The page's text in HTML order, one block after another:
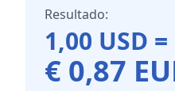
Resultado:
1,00 USD =
€ 0,87